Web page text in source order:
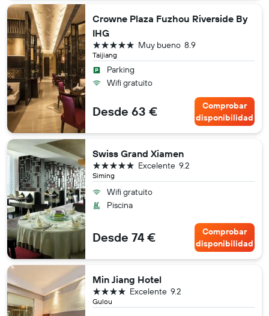
Crowne Plaza Fuzhou Riverside By
IHG
Taijiang
8.9
Muy bueno
5 estrellas
Parking
Wifi gratuito
Desde 63 €
Comprobar
disponibilidad
Swiss Grand Xiamen
Siming
9.2
Excelente
5 estrellas
Wifi gratuito
Piscina
Desde 74 €
Comprobar
disponibilidad
Min Jiang Hotel
Gulou
9.2
Excelente
4 estrellas